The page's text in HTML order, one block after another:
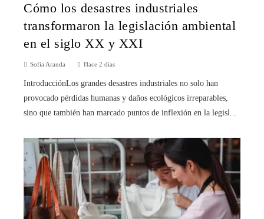
Cómo los desastres industriales
transformaron la legislación ambiental
en el siglo XX y XXI
Sofía Aranda Hace 2 días
IntroducciónLos grandes desastres industriales no solo han
provocado pérdidas humanas y daños ecológicos irreparables,
sino que también han marcado puntos de inflexión en la legisl...